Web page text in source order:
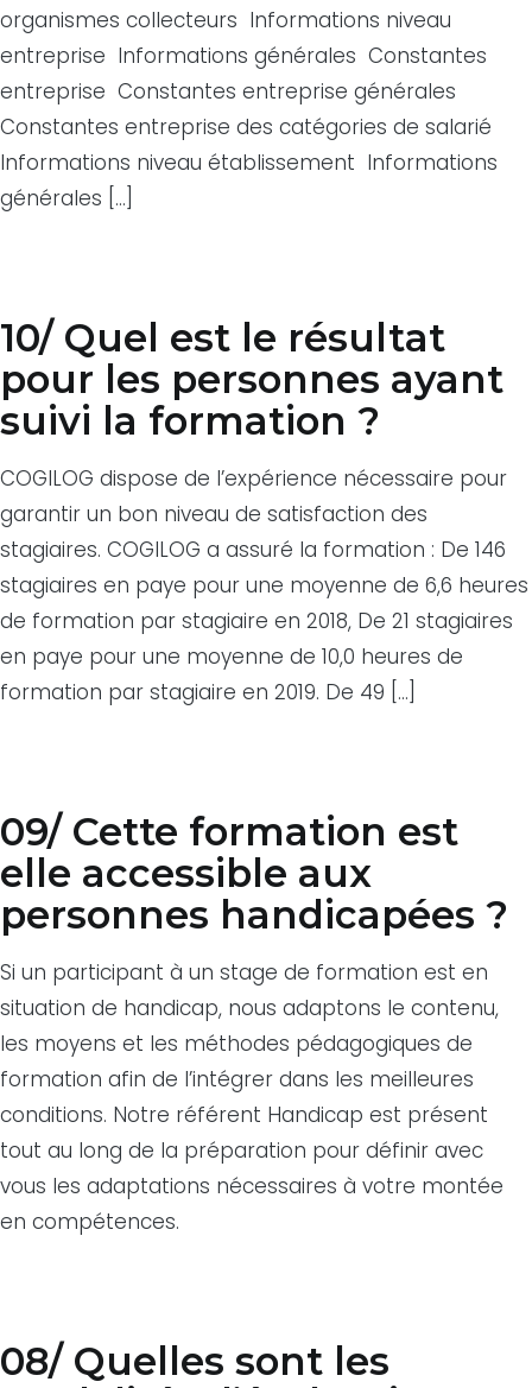
organismes collecteurs Informations niveau
entreprise Informations générales Constantes
entreprise Constantes entreprise générales
Constantes entreprise des catégories de salarié
Informations niveau établissement Informations
générales […]
10/ Quel est le résultat
pour les personnes ayant
suivi la formation ?
COGILOG dispose de l’expérience nécessaire pour
garantir un bon niveau de satisfaction des
stagiaires. COGILOG a assuré la formation : De 146
stagiaires en paye pour une moyenne de 6,6 heures
de formation par stagiaire en 2018, De 21 stagiaires
en paye pour une moyenne de 10,0 heures de
formation par stagiaire en 2019. De 49 […]
09/ Cette formation est
elle accessible aux
personnes handicapées ?
Si un participant à un stage de formation est en
situation de handicap, nous adaptons le contenu,
les moyens et les méthodes pédagogiques de
formation afin de l’intégrer dans les meilleures
conditions. Notre référent Handicap est présent
tout au long de la préparation pour définir avec
vous les adaptations nécessaires à votre montée
en compétences.
08/ Quelles sont les